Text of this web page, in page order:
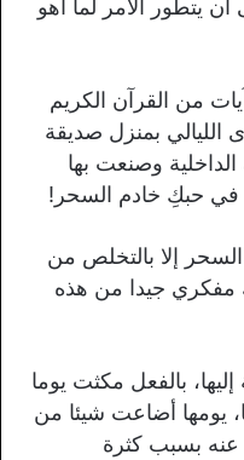
أن يتطور الأمر لما أهو
من القرآن الكريم
الليالي بمنزل صديقة
وصنعت بها
في حبكِ خادم السحر!
إلا بالتخلص من
جيدا من هذه
إليها، بالفعل مكثت يوما
يومها أضاعت شيئا من
عنه بسبب كثرة